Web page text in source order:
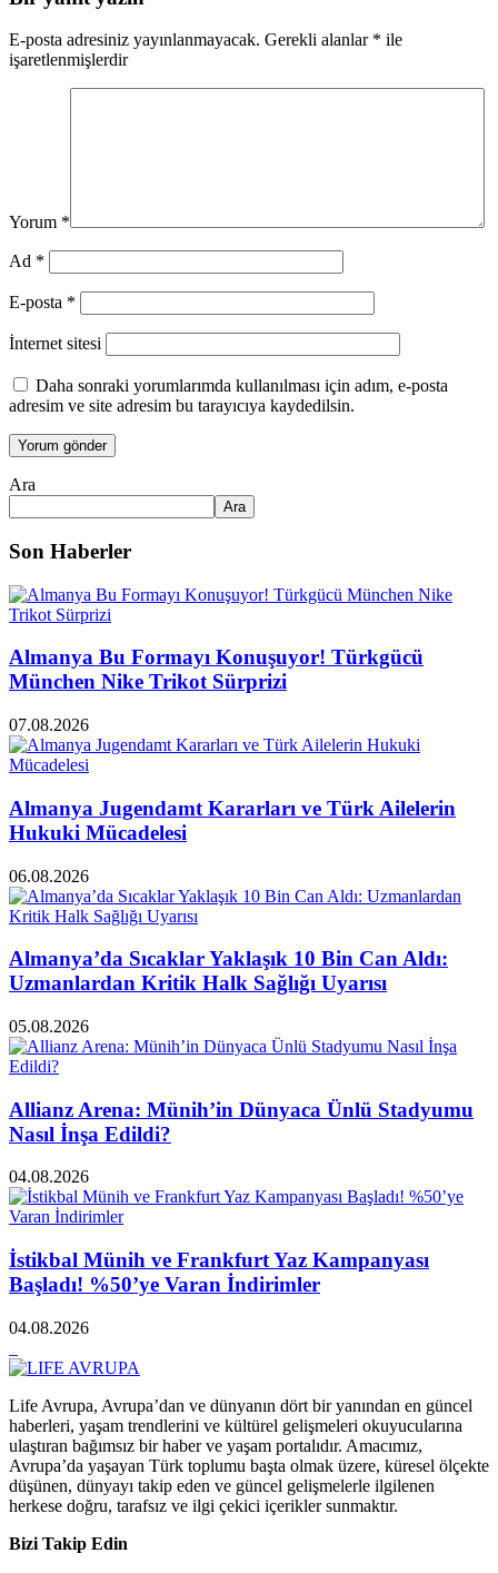
E-posta adresiniz yayınlanmayacak. Gerekli alanlar * ile
işaretlenmişlerdir
Yorum *
Ad *
E-posta *
İnternet sitesi
Daha sonraki yorumlarımda kullanılması için adım, e-posta
adresim ve site adresim bu tarayıcıya kaydedilsin.
Ara
Ara
Son Haberler
Almanya Bu Formayı Konuşuyor! Türkgücü
München Nike Trikot Sürprizi
07.08.2026
Almanya Jugendamt Kararları ve Türk Ailelerin
Hukuki Mücadelesi
06.08.2026
Almanya’da Sıcaklar Yaklaşık 10 Bin Can Aldı:
Uzmanlardan Kritik Halk Sağlığı Uyarısı
05.08.2026
Allianz Arena: Münih’in Dünyaca Ünlü Stadyumu
Nasıl İnşa Edildi?
04.08.2026
İstikbal Münih ve Frankfurt Yaz Kampanyası
Başladı! %50’ye Varan İndirimler
04.08.2026
Life Avrupa, Avrupa’dan ve dünyanın dört bir yanından en güncel
haberleri, yaşam trendlerini ve kültürel gelişmeleri okuyucularına
ulaştıran bağımsız bir haber ve yaşam portalıdır. Amacımız,
Avrupa’da yaşayan Türk toplumu başta olmak üzere, küresel ölçekte
düşünen, dünyayı takip eden ve güncel gelişmelerle ilgilenen
herkese doğru, tarafsız ve ilgi çekici içerikler sunmaktır.
Bizi Takip Edin